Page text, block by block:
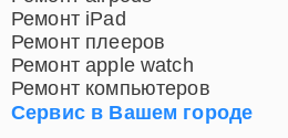
Сервис в Вашем городе
Ремонт iPad
Ремонт плееров
Ремонт apple watch
Ремонт компьютеров